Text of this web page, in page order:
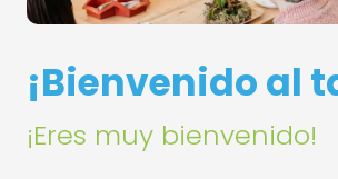
¡Bienvenido al
¡Eres muy bienvenido!